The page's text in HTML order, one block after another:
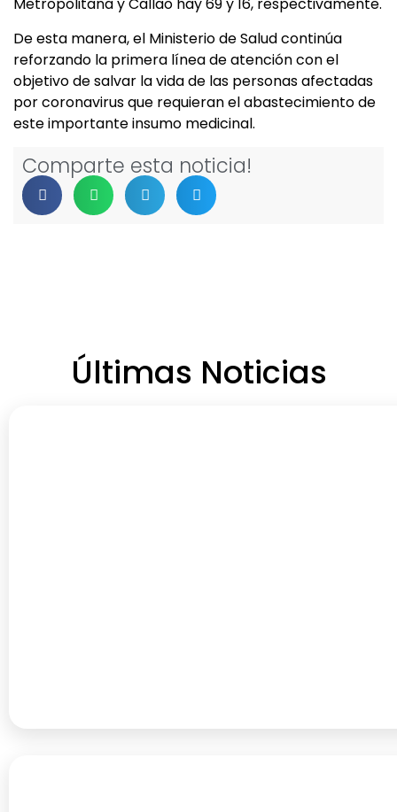
Metropolitana y Callao hay 69 y 16, respectivamente.
De esta manera, el Ministerio de Salud continúa
reforzando la primera línea de atención con el
objetivo de salvar la vida de las personas afectadas
por coronavirus que requieran el abastecimiento de
este importante insumo medicinal.
Comparte esta noticia!
Últimas Noticias